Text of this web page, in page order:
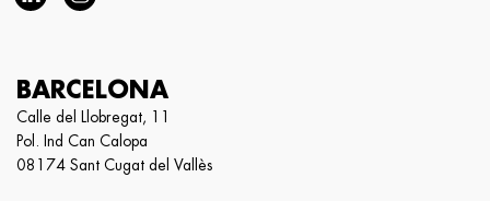
BARCELONA
Calle del Llobregat, 11
Pol. Ind Can Calopa
08174 Sant Cugat del Vallès